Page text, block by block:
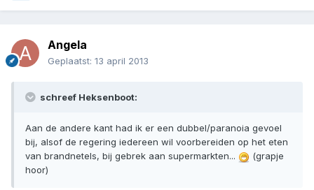
Angela
Geplaatst: 13 april 2013
schreef Heksenboot:
Aan de andere kant had ik er een dubbel/paranoia gevoel
bij, alsof de regering iedereen wil voorbereiden op het eten
van brandnetels, bij gebrek aan supermarkten...
(grapje
hoor)